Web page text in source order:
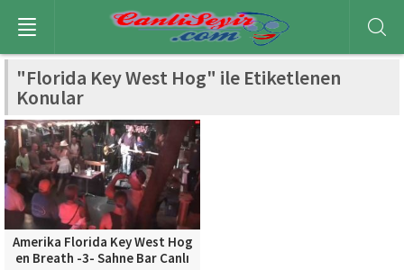
"Florida Key West Hog" ile Etiketlenen
Konular
Amerika Florida Key West Hog
en Breath -3- Sahne Bar Canlı